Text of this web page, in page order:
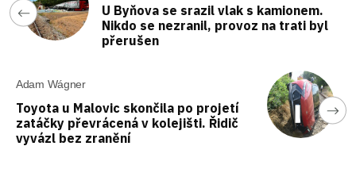
U Byňova se srazil vlak s kamionem.
Nikdo se nezranil, provoz na trati byl
přerušen
Adam Wágner
Toyota u Malovic skončila po projetí
zatáčky převrácená v kolejišti. Řidič
vyvázl bez zranění